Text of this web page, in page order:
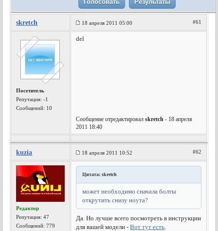
skretch 18 апреля 2011 05:00 #61
Посетитель
Репутация:-1
Сообщений: 10
del
Сообщение отредактировалskretch - 18 апреля
2011 18:40
kuzia 18 апреля 2011 10:52 #62
Редактор
Репутация:47
Сообщений: 779
Цитата: skretch
может необходимо сначала болты
открутить снизу ноута?
Да. Но лучше всего посмотреть в инструкции
для вашей модели -Вот тут есть.